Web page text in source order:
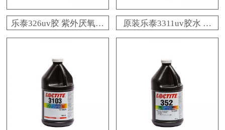
乐泰326uv胶 紫外厌氧双
固化loctite326胶水 高强
原装乐泰3311uv胶水 医
用柔性抗震loctite3311紫
发